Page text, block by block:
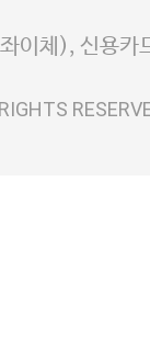
에스크로 서비
이체), 신용카